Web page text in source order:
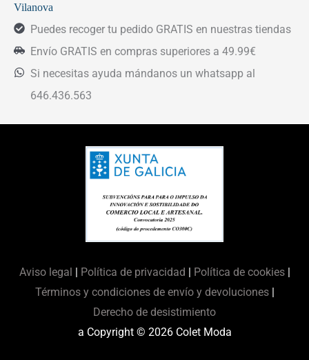
Vilanova
Puedes recoger tu pedido GRATIS en nuestras tiendas
Envío GRATIS en compras superiores a 49.99€
Si necesitas ayuda mándanos un whatsapp al
646.436.563
Aviso legal Política de privacidad Política de cookies|
Términos y condiciones de envío y devoluciones|
Derecho de desistimiento
a Copyright © 2026 Colet Moda